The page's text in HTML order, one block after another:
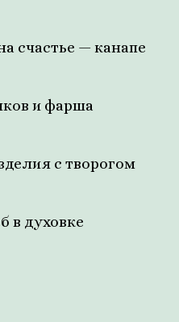
счастье — канапе
и фарша
с творогом
в духовке